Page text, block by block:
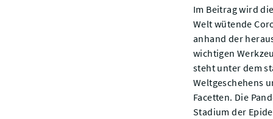
Im Beitrag wird
Welt wütende
anhand der
wichtigen
steht unter dem
Weltgeschehens
Facetten. Die
Stadium der